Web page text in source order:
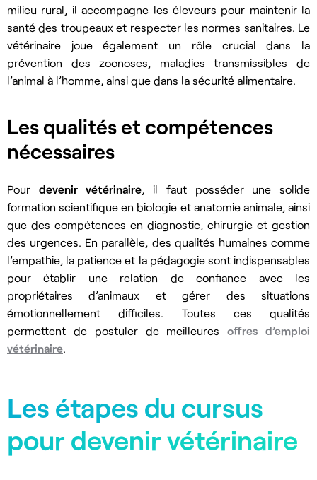
milieu rural, il accompagne les éleveurs pour maintenir la
santé des troupeaux et respecter les normes sanitaires. Le
vétérinaire joue également un rôle crucial dans la
prévention des zoonoses, maladies transmissibles de
l’animal à l’homme, ainsi que dans la sécurité alimentaire.
Les qualités et compétences
nécessaires
Pour devenir vétérinaire, il faut posséder une solide
formation scientifique en biologie et anatomie animale, ainsi
que des compétences en diagnostic, chirurgie et gestion
des urgences. En parallèle, des qualités humaines comme
l’empathie, la patience et la pédagogie sont indispensables
pour établir une relation de confiance avec les
propriétaires d’animaux et gérer des situations
émotionnellement difficiles. Toutes ces qualités
permettent de postuler de meilleuresoffres d’emploi
vétérinaire.
Les étapes du cursus
pour devenir vétérinaire